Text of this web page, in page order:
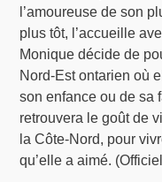
l’amoureuse de son
plus tôt, l’accueille
Monique décide de
Nord-Est ontarien où
son enfance ou de sa
retrouvera le goût de
la Côte-Nord, pour
qu’elle a aimé.